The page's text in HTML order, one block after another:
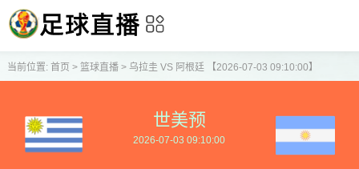
当前位置: 首页 > 篮球直播> 乌拉圭 VS 阿根廷 【2026-07-03 09:10:00】
世美预
2026-07-03 09:10:00